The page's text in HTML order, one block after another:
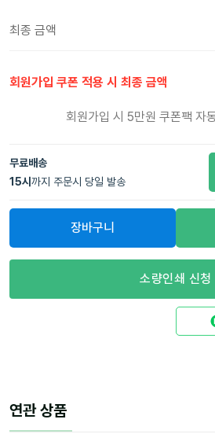
최종 금액
회원가입 쿠폰 적용 시 최종 금액
회원가입 시 5만원 쿠폰팩 자
무료배송
15시 까지 주문시 당일 발송
장바구니
소량인쇄 신청
연관 상품